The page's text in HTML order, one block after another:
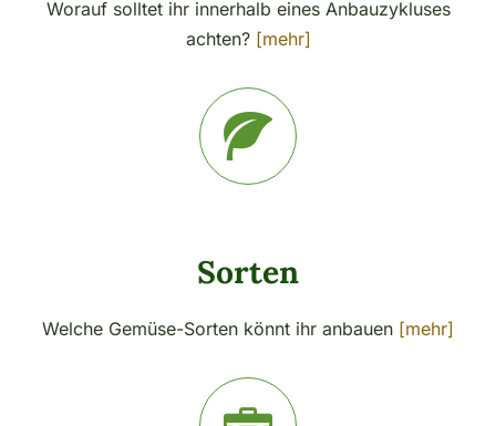
Worauf solltet ihr innerhalb eines Anbauzykluses
achten? [mehr]
Sorten
Welche Gemüse-Sorten könnt ihr anbauen [mehr]